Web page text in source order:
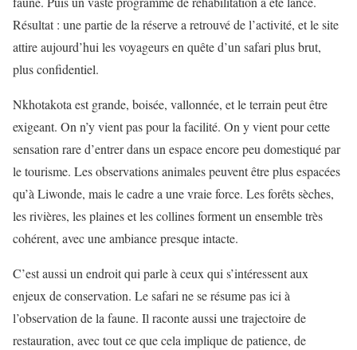
Résultat : une partie de la réserve a retrouvé de l’activité, et le site
attire aujourd’hui les voyageurs en quête d’un safari plus brut,
plus confidentiel.
Nkhotakota est grande, boisée, vallonnée, et le terrain peut être
exigeant. On n’y vient pas pour la facilité. On y vient pour cette
sensation rare d’entrer dans un espace encore peu domestiqué par
le tourisme. Les observations animales peuvent être plus espacées
qu’à Liwonde, mais le cadre a une vraie force. Les forêts sèches,
les rivières, les plaines et les collines forment un ensemble très
cohérent, avec une ambiance presque intacte.
C’est aussi un endroit qui parle à ceux qui s’intéressent aux
enjeux de conservation. Le safari ne se résume pas ici à
l’observation de la faune. Il raconte aussi une trajectoire de
restauration, avec tout ce que cela implique de patience, de